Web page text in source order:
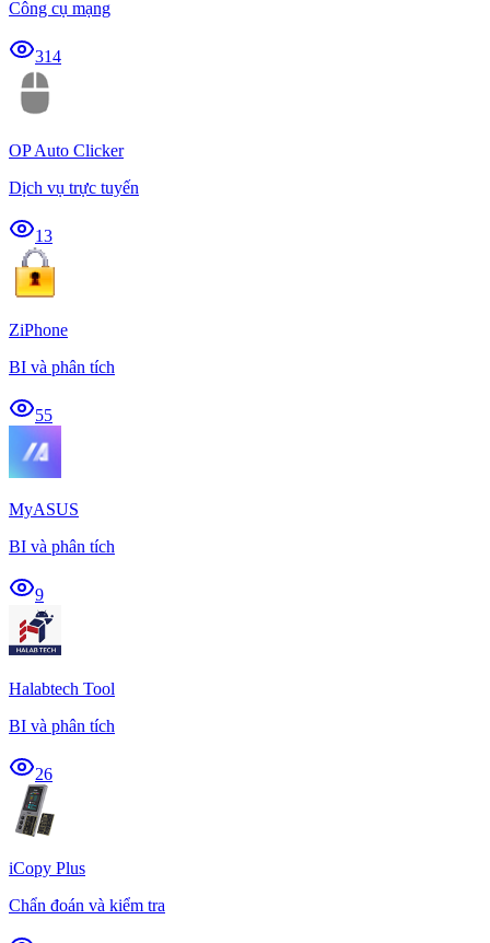
Công cụ mạng
314
OP Auto Clicker
Dịch vụ trực tuyến
13
ZiPhone
BI và phân tích
55
MyASUS
BI và phân tích
9
Halabtech Tool
BI và phân tích
26
iCopy Plus
Chẩn đoán và kiểm tra